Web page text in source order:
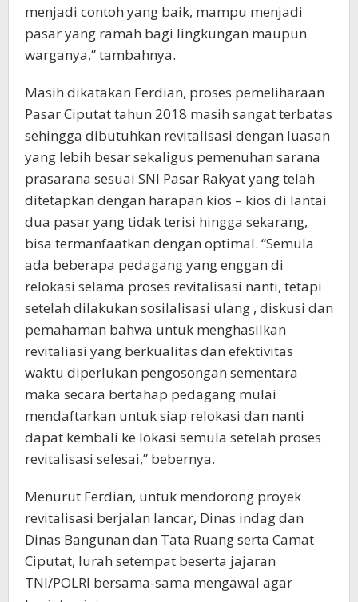
menjadi contoh yang baik, mampu menjadi
pasar yang ramah bagi lingkungan maupun
warganya,” tambahnya.
Masih dikatakan Ferdian, proses pemeliharaan
Pasar Ciputat tahun 2018 masih sangat terbatas
sehingga dibutuhkan revitalisasi dengan luasan
yang lebih besar sekaligus pemenuhan sarana
prasarana sesuai SNI Pasar Rakyat yang telah
ditetapkan dengan harapan kios – kios di lantai
dua pasar yang tidak terisi hingga sekarang,
bisa termanfaatkan dengan optimal. “Semula
ada beberapa pedagang yang enggan di
relokasi selama proses revitalisasi nanti, tetapi
setelah dilakukan sosilalisasi ulang , diskusi dan
pemahaman bahwa untuk menghasilkan
revitaliasi yang berkualitas dan efektivitas
waktu diperlukan pengosongan sementara
maka secara bertahap pedagang mulai
mendaftarkan untuk siap relokasi dan nanti
dapat kembali ke lokasi semula setelah proses
revitalisasi selesai,” bebernya.
Menurut Ferdian, untuk mendorong proyek
revitalisasi berjalan lancar, Dinas indag dan
Dinas Bangunan dan Tata Ruang serta Camat
Ciputat, lurah setempat beserta jajaran
TNI/POLRI bersama-sama mengawal agar